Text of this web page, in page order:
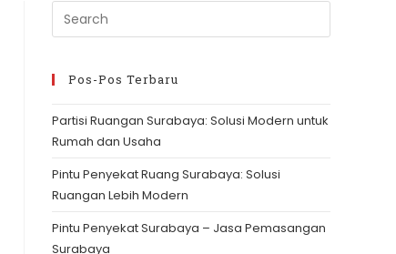
Escape
Pos-Pos Terbaru
Partisi Ruangan Surabaya: Solusi Modern untuk
Rumah dan Usaha
Pintu Penyekat Ruang Surabaya: Solusi
Ruangan Lebih Modern
Pintu Penyekat Surabaya – Jasa Pemasangan
Surabaya